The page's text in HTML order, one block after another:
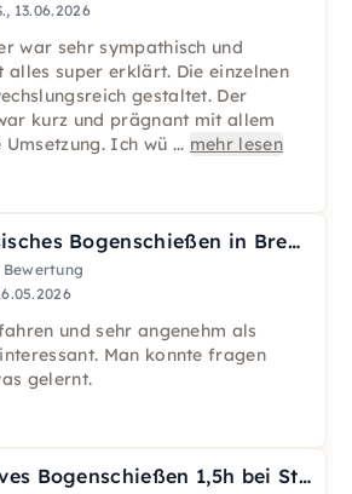
13.06.2026
war sehr sympathisch und
alles super erklärt. Die einzelnen
gestaltet. Der
kurz und prägnant mit allem
Ich wü ... mehr lesen
Chinesisches Bogenschießen in Bremen
Bewertung
und sehr angenehm als
Man konnte fragen
gelernt.
Intuitives Bogenschießen 1,5h bei Stuttgart